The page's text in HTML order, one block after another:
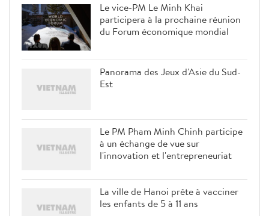
Le vice-PM Le Minh Khai
participera à la prochaine réunion
du Forum économique mondial
Panorama des Jeux d'Asie du Sud-
Est
Le PM Pham Minh Chinh participe
à un échange de vue sur
l'innovation et l'entrepreneuriat
La ville de Hanoi prête à vacciner
les enfants de 5 à 11 ans